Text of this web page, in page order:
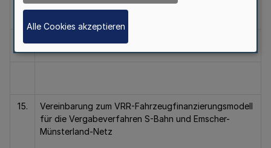
14.
15.
Vereinbarung zum VRR-Fahrzeugfinanzierungsmodell
für die Vergabeverfahren S-Bahn und Emscher-
Münsterland-Netz
Alle Cookies akzeptieren